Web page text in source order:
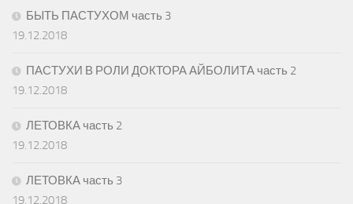
БЫТЬ ПАСТУХОМ часть 3
19.12.2018
ПАСТУХИ В РОЛИ ДОКТОРА АЙБОЛИТА часть 2
19.12.2018
ЛЕТОВКА часть 2
19.12.2018
ЛЕТОВКА часть 3
19.12.2018